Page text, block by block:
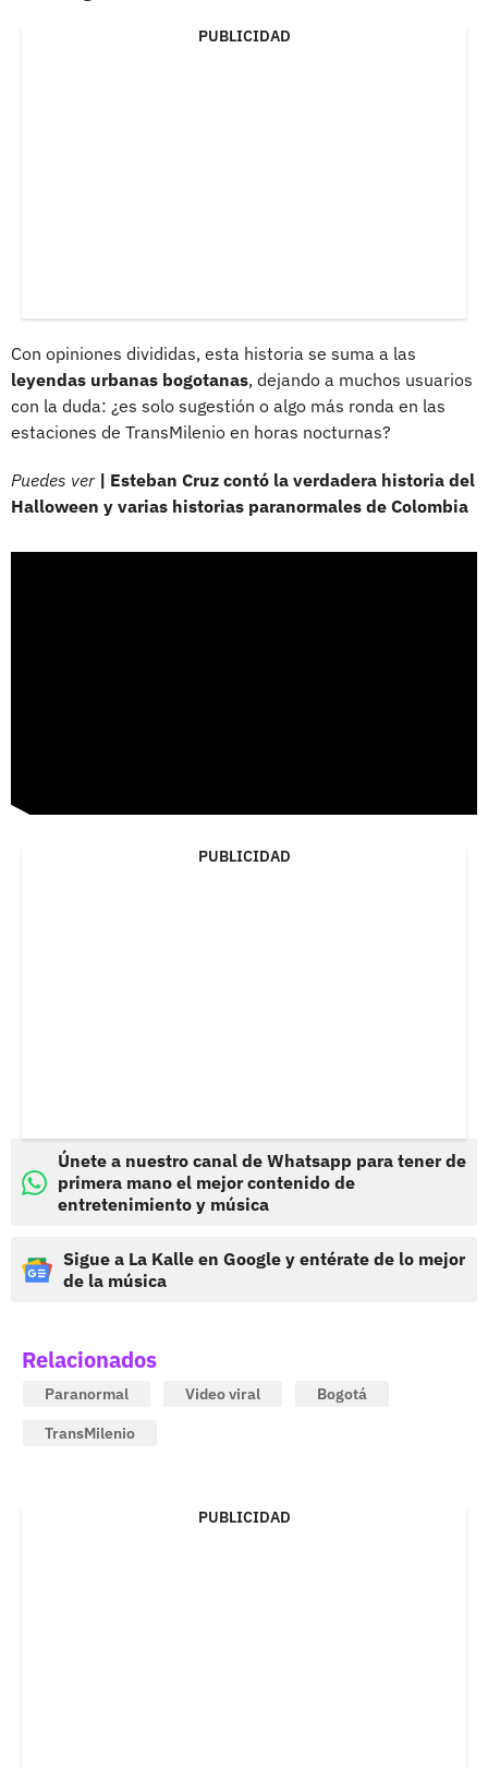
PUBLICIDAD
Con opiniones divididas, esta historia se suma a las
leyendas urbanas bogotanas, dejando a muchos usuarios
con la duda: ¿es solo sugestión o algo más ronda en las
estaciones de TransMilenio en horas nocturnas?
Puedes ver | Esteban Cruz contó la verdadera historia del
Halloween y varias historias paranormales de Colombia
PUBLICIDAD
Únete a nuestro canal de Whatsapp para tener de
primera mano el mejor contenido de
entretenimiento y música
Sigue a La Kalle en Google y entérate de lo mejor
de la música
Relacionados
Paranormal Video viral
Bogotá
TransMilenio
PUBLICIDAD